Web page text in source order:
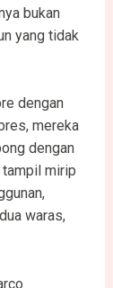
bukan
yang tidak
dengan
mereka
dengan
tampil mirip
waras,